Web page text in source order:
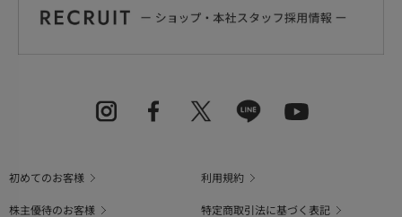
初めてのお客様
利用規約
株主優待のお客様
特定商取引法に基づく表記